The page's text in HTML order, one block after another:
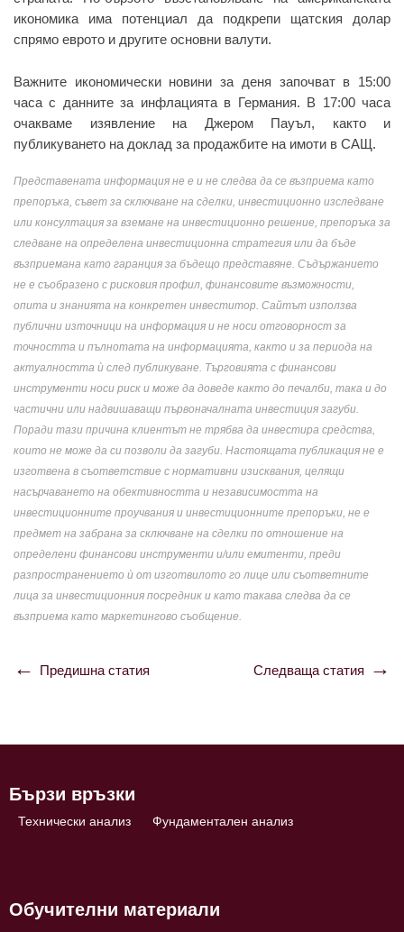
икономика има потенциал да подкрепи щатския долар
спрямо еврото и другите основни валути.
Важните икономически новини за деня започват в 15:00
часа с данните за инфлацията в Германия. В 17:00 часа
очакваме изявление на Джером Пауъл, както и
публикуването на доклад за продажбите на имоти в САЩ.
Представената информация не е и не следва да се възприема като
препоръка, съвет за сключване на сделки, инвестиционно изследване
или консултация за вземане на инвестиционно решение, препоръка за
следване на определена инвестиционна стратегия или да бъде
възприемана като гаранция за бъдещо представяне. Съдържанието
не е съобразено с рисковия профил, финансовите възможности,
опита и знанията на конкретен инвеститор. Сайтът използва
публични източници на информация и не носи отговорност за
точността и пълнотата на информацията, както и за периода на
актуалността ѝ след публикуване. Търговията с финансови
инструменти носи риск и може да доведе както до печалби, така и до
частични или надвишаващи първоначалната инвестиция загуби.
Поради тази причина клиентът не трябва да инвестира средства,
които не може да си позволи да загуби. Настоящата публикация не е
изготвена в съответствие с нормативни изисквания, целящи
насърчаването на обективността и независимостта на
инвестиционните проучвания и инвестиционните препоръки, не е
предмет на забрана за сключване на сделки по отношение на
определени финансови инструменти и/или емитенти, преди
разпространението ѝ от изготвилото го лице или съответните
лица за инвестиционния посредник и като такава следва да се
възприема като маркетингово съобщение.
Навигация
Предишна статия Следваща статия
Бързи връзки
Технически анализ Фундаментален анализ
Обучителни материали